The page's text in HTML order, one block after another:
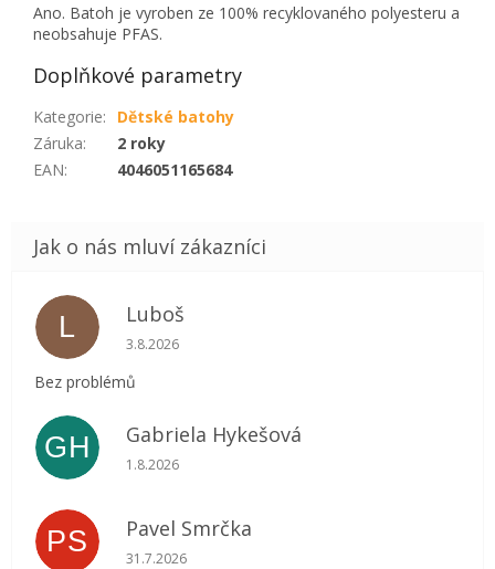
Ano. Batoh je vyroben ze 100% recyklovaného polyesteru a
neobsahuje PFAS.
Doplňkové parametry
Kategorie:
Dětské batohy
Záruka:
2 roky
EAN: 4046051165684
L Luboš
Hodnocení obchodu je 5 z 5 hvězdiček.
3.8.2026
Bez problémů
GH Gabriela Hykešová
Hodnocení obchodu je 5 z 5 hvězdiček.
1.8.2026
PS Pavel Smrčka
Hodnocení obchodu je 5 z 5 hvězdiček.
31.7.2026